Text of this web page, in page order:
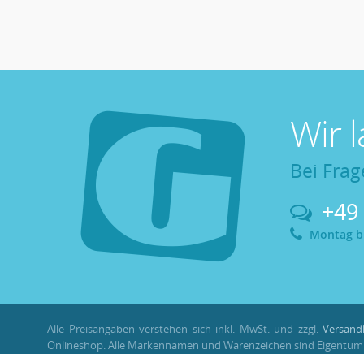
Wir
Bei
Montag
Alle Preisangaben verstehen sich inkl. MwSt. und zzgl.
Onlineshop. Alle Markennamen und Warenzeichen sind